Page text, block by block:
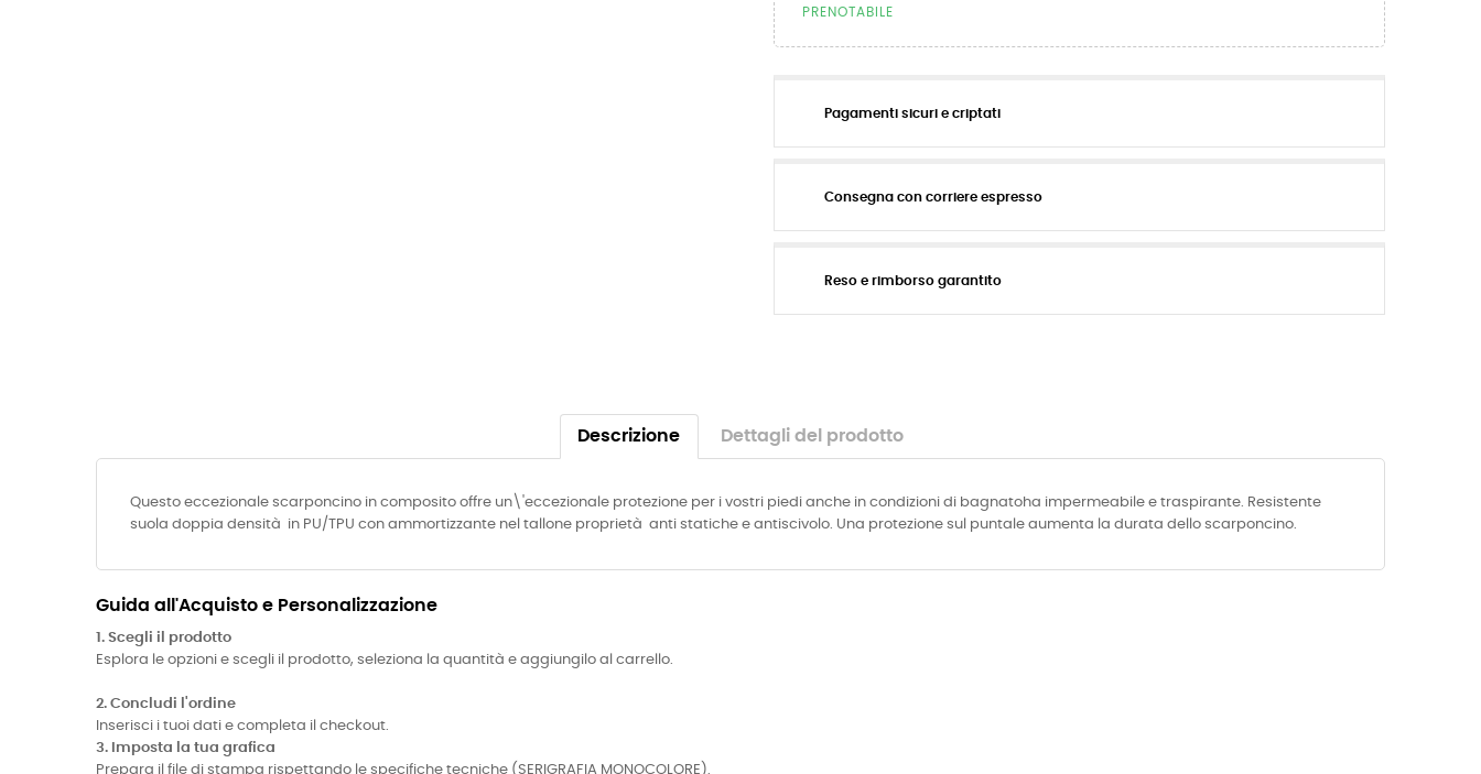
PRENOTABILE
Pagamenti sicuri e criptati
Consegna con corriere espresso
Reso e rimborso garantito
Descrizione Dettagli del prodotto
Questo eccezionale scarponcino in composito offre un\'eccezionale protezione per i vostri piedi anche in condizioni di bagnatoha impermeabile e traspirante. Resistente
suola doppia densità in PU/TPU con ammortizzante nel tallone proprietà anti statiche e antiscivolo. Una protezione sul puntale aumenta la durata dello scarponcino.
Guida all'Acquisto e Personalizzazione
1. Scegli il prodotto
Esplora le opzioni e scegli il prodotto, seleziona la quantità e aggiungilo al carrello.
2. Concludi l'ordine
Inserisci i tuoi dati e completa il checkout.
3. Imposta la tua grafica
Prepara il file di stampa rispettando le specifiche tecniche (SERIGRAFIA MONOCOLORE).